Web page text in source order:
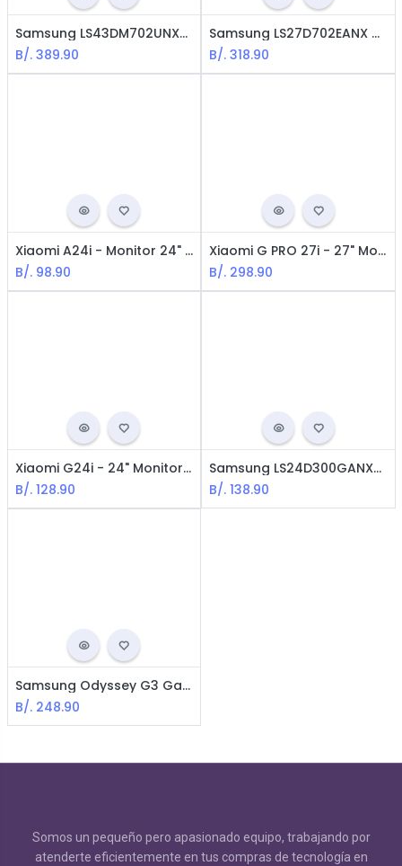
Samsung LS43DM702UNXX Monitor - 43" 4K 3840*2160 16:9 60Hz HDR10 - HDMI2.0, WiFi5, BT5.2
B/. 389.90
Samsung LS27D702EANX Monitor Viewfinity S70D - 27" 4K 3840*2160 16:9 60Hz HDR10 - HDMI
B/. 318.90
Xiaomi A24i - Monitor 24" IPS FHD HDR10+ 100Hz VESA HDMI
B/. 98.90
Xiaomi G PRO 27i - 27" Monitor Gaming FHD / Fast IPS LCD / 180Hz / RGB / FreeSync Premiun / 1ms GTG / HDR-1000
B/. 298.90
Xiaomi G24i - 24" Monitor Gaming FHD / Fast IPS LCD / 180Hz / 99% sRGB / FreeSync Premiun / 1ms GTG / 178° Wide viewing
B/. 128.90
Samsung LS24D300GANXZA Monitor - 24" FHD IPS 1920*1080 16:9 100Hz - HDMI1.4 + VGA
B/. 138.90
Samsung Odyssey G3 Gaming Monitor - 27" FHD 1920*1080 180Hz - HDMI
B/. 248.90
Somos un pequeño pero apasionado equipo, trabajando por
atenderte eficientemente en tus compras de tecnología en